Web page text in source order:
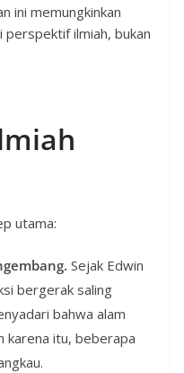
ini memungkinkan
perspektif ilmiah, bukan
utama:
Sejak Edwin
bergerak saling
bahwa alam
karena itu, beberapa